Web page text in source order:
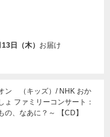
日（木） お届け
ン （キッズ）/ NHK おか
ょ ファミリーコンサート：
の、なあに？～ 【CD】